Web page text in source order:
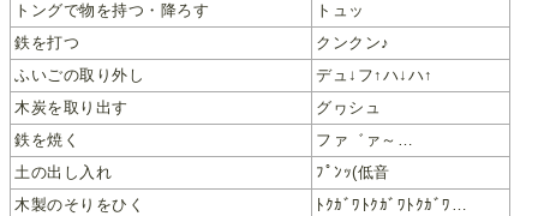
トングで物を持つ・降ろす
トュッ
鉄を打つ
クンクン♪
ふいごの取り外し
デュ↓フ↑ハ↓ハ↑
木炭を取り出す
グヮシュ
鉄を焼く
ファ゛ァ～…
土の出し入れ
ﾌﾟﾝｯ(低音
木製のそりをひく
ﾄｸｶﾞﾜﾄｸｶﾞﾜﾄｸｶﾞﾜ…